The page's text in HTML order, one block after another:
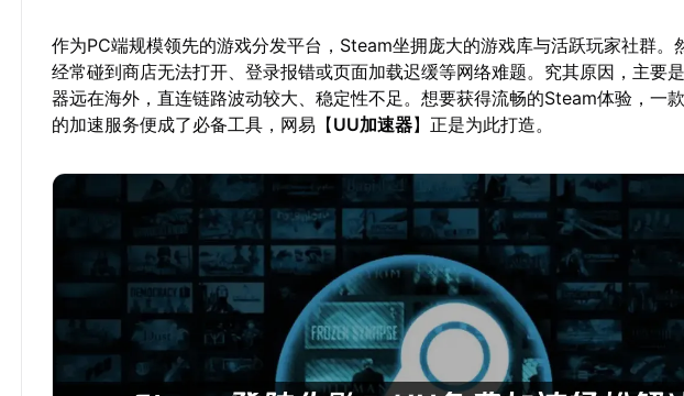
作为PC端规模领先的游戏分发平台，Steam坐拥庞大的游戏库与活跃玩家社群。
经常碰到商店无法打开、登录报错或页面加载迟缓等网络难题。究其原因，主要
器远在海外，直连链路波动较大、稳定性不足。想要获得流畅的Steam体验，一
的加速服务便成了必备工具，网易【UU加速器】正是为此打造。